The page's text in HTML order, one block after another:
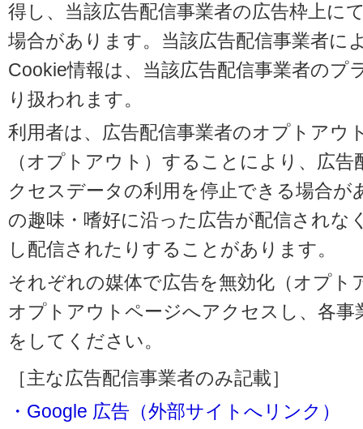
得し、当該広告配信事業者の広告枠上に
場合があります。当該広告配信事業者に
Cookie情報は、当該広告配信事業者のプ
り扱われます。
利用者は、広告配信事業者のオプトアウ
（オプトアウト）することにより、広
クセスデータの利用を停止できる場合が
の趣味・嗜好に沿った広告が配信されな
し配信されたりすることがあります。
それぞれの媒体で広告を無効化（オプト
オプトアウトページへアクセスし、各
をしてください。
［主な広告配信事業者のみ記載］
・Google 広告（外部サイトへリンク）